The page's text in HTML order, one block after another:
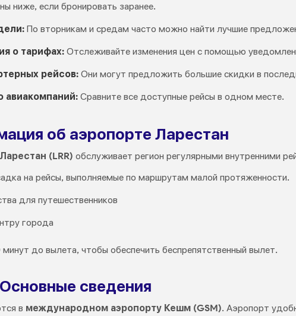
ниже, если бронировать заранее.
По вторникам и средам часто можно найти лучшие
о тарифах: Отслеживайте изменения цен с помощью
рейсов: Они могут предложить большие скидки в
авиакомпаний: Сравните все доступные рейсы в одном месте.
об аэропорте Ларестан
(LRR) обслуживает регион регулярными внутренними
на рейсы, выполняемые по маршрутам малой протяженности.
для путешественников
города
до вылета, чтобы обеспечить беспрепятственный вылет.
сведения
в международном аэропорту Кешм (GSM). Аэропорт